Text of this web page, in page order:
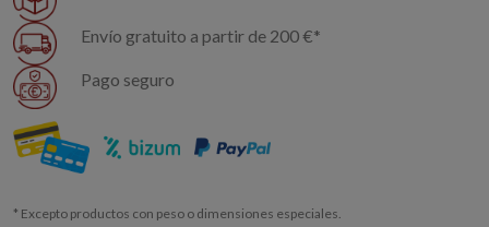
Envío gratuito a partir de 200 €*
Pago seguro
* Excepto productos con peso o dimensiones especiales.